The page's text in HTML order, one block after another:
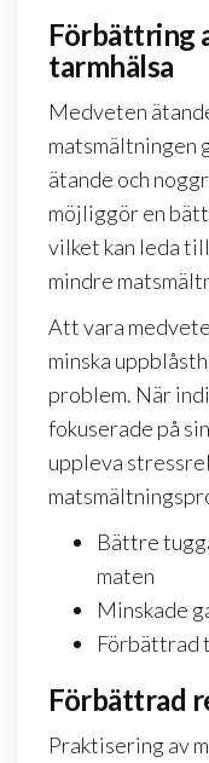
Förbättring
tarmhälsa
Medveten
matsmältningen
ätande och
möjliggör en
vilket kan leda
mindre
Att vara
minska
problem. När
fokuserade på
uppleva
Bättre
maten
Minskade
Förbättrad
Förbättrad
Praktisering av